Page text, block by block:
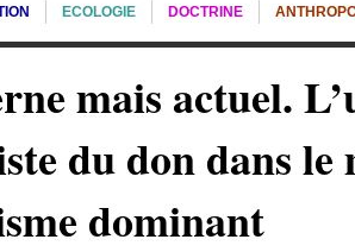
ECOLOGIE DOCTRINE
mais actuel.
du don dans le
dominant